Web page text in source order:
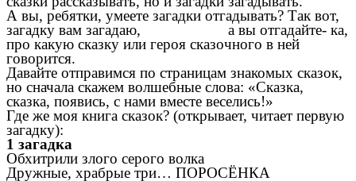
А вы, ребятки, умеете загадки отгадывать? Так вот,
загадку вам загадаю, а вы отгадайте- ка,
про какую сказку или героя сказочного в ней
говорится.
Давайте отправимся по страницам знакомых сказок,
но сначала скажем волшебные слова: «Сказка,
сказка, появись, с нами вместе веселись!»
Где же моя книга сказок? (открывает, читает первую
загадку):
1 загадка
Обхитрили злого серого волка
Дружные, храбрые три… ПОРОСЁНКА